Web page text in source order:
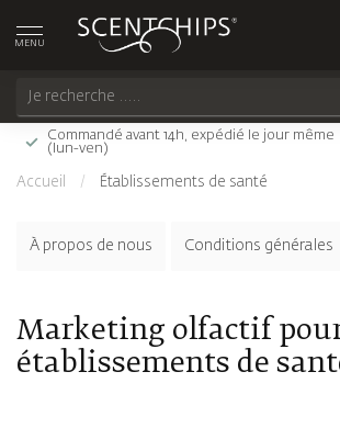
MENU
Commandé avant 14h, expédié le jour même
(lun-ven)
Accueil / Établissements de santé
À propos de nous Conditions générales
Marketing olfactif
établissements de